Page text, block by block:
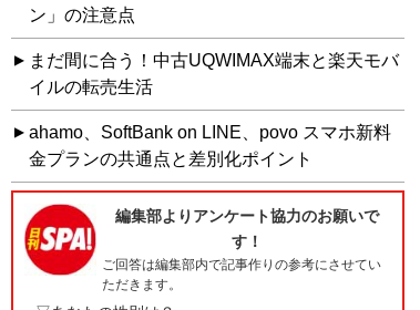
ン」の注意点
まだ間に合う！中古UQWIMAX端末と楽天モバ
イルの転売生活
ahamo、SoftBank on LINE、povo スマホ新料
金プランの共通点と差別化ポイント